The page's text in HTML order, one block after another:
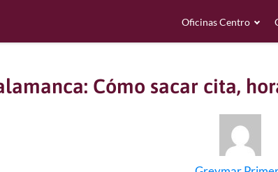
Oficinas Centro
Cómo sacar cita,